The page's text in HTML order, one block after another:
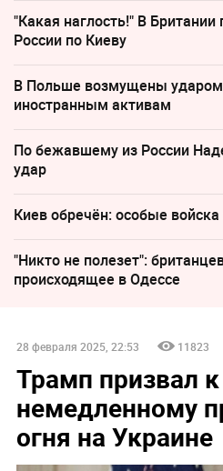
"Какая наглость!" В Британии
России по Киеву
В Польше возмущены
иностранным активам
По бежавшему из России
удар
Киев обречён: особые
"Никто не полезет":
происходящее в Одессе
28 февраля 2025, 22:53 11823
Трамп призвал к
немедленному
огня на Украине